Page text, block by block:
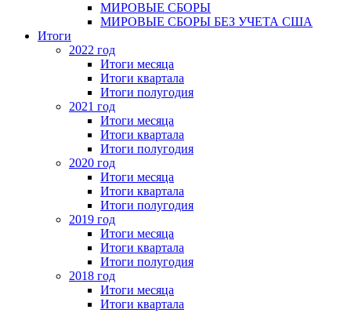
МИРОВЫЕ СБОРЫ
МИРОВЫЕ СБОРЫ БЕЗ УЧЕТА США
Итоги
2022 год
Итоги месяца
Итоги квартала
Итоги полугодия
2021 год
Итоги месяца
Итоги квартала
Итоги полугодия
2020 год
Итоги месяца
Итоги квартала
Итоги полугодия
2019 год
Итоги месяца
Итоги квартала
Итоги полугодия
2018 год
Итоги месяца
Итоги квартала